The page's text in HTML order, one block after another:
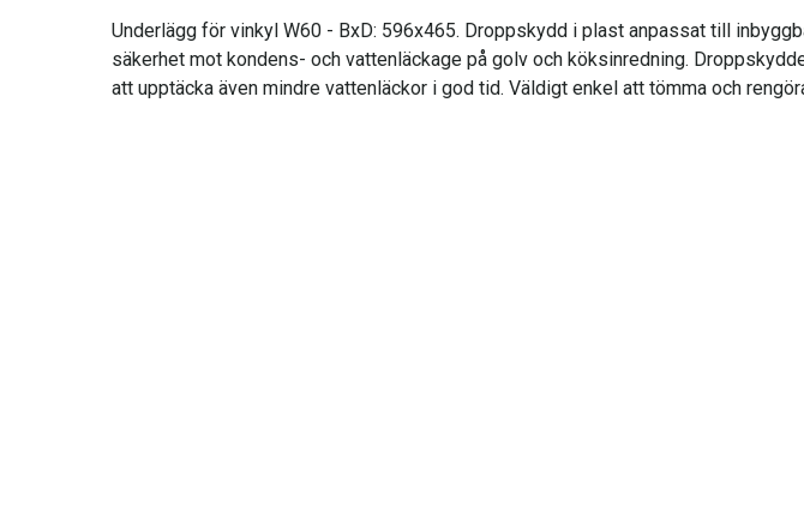
Underlägg för vinkyl W60 - BxD: 596x465. Droppskydd i plast anpassat till
säkerhet mot kondens- och vattenläckage på golv och köksinredning.
att upptäcka även mindre vattenläckor i god tid. Väldigt enkel att tömma och